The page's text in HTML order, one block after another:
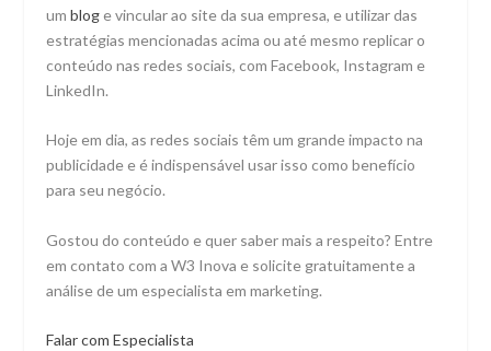
umbloge vincular ao site da sua empresa, e utilizar das
estratégias mencionadas acima ou até mesmo replicar o
conteúdo nas redes sociais, com Facebook, Instagram e
LinkedIn.
Hoje em dia, as redes sociais têm um grande impacto na
publicidade e é indispensável usar isso como benefício
para seu negócio.
Gostou do conteúdo e quer saber mais a respeito? Entre
em contato com a W3 Inova e solicite gratuitamente a
análise de um especialista em marketing.
Falar com Especialista